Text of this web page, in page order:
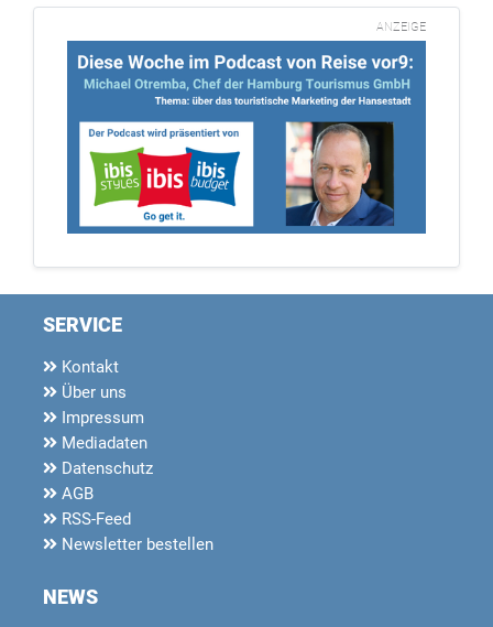
ANZEIGE
SERVICE
Kontakt
Über uns
Impressum
Mediadaten
Datenschutz
AGB
RSS-Feed
Newsletter bestellen
NEWS